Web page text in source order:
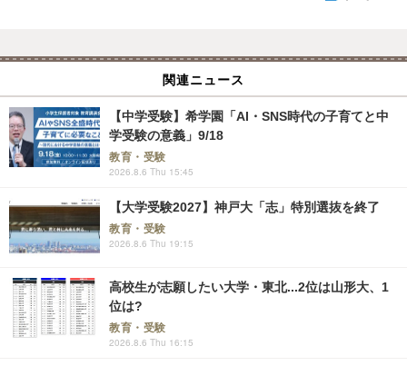
関連ニュース
【中学受験】希学園「AI・SNS時代の子育てと中
学受験の意義」9/18
教育・受験
2026.8.6 Thu 15:45
【大学受験2027】神戸大「志」特別選抜を終了
教育・受験
2026.8.6 Thu 19:15
高校生が志願したい大学・東北...2位は山形大、1
位は?
教育・受験
2026.8.6 Thu 16:15